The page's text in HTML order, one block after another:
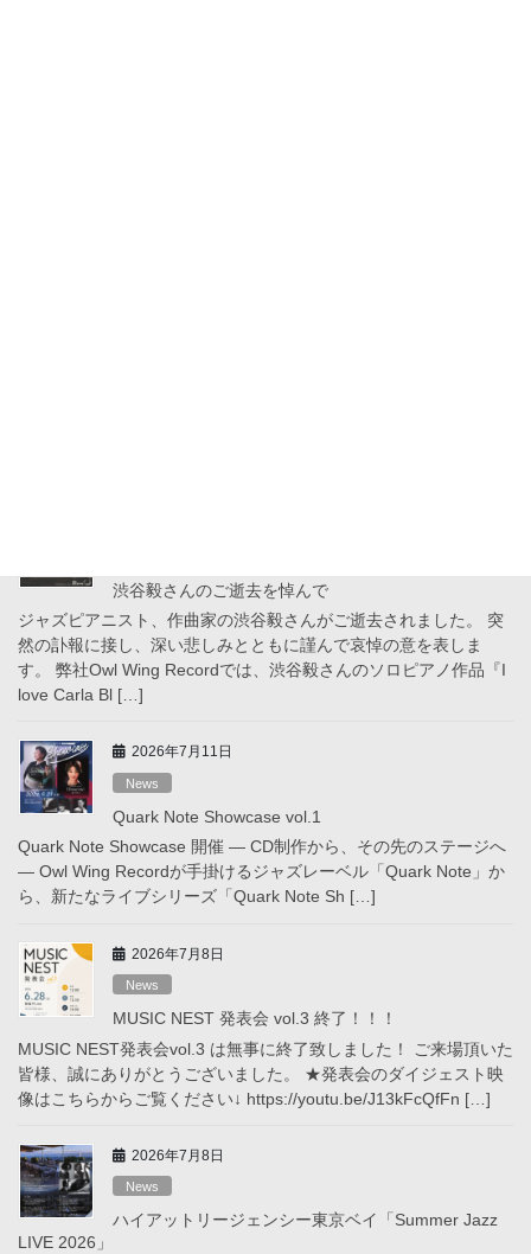
渋谷毅さんのご逝去を悼んで
ジャズピアニスト、作曲家の渋谷毅さんがご逝去されました。 突
然の訃報に接し、深い悲しみとともに謹んで哀悼の意を表しま
す。 弊社Owl Wing Recordでは、渋谷毅さんのソロピアノ作品『I
love Carla Bl […]
2026年7月11日
News
Quark Note Showcase vol.1
Quark Note Showcase 開催 ― CD制作から、その先のステージへ
― Owl Wing Recordが手掛けるジャズレーベル「Quark Note」か
ら、新たなライブシリーズ「Quark Note Sh […]
2026年7月8日
News
MUSIC NEST 発表会 vol.3 終了！！！
MUSIC NEST発表会vol.3 は無事に終了致しました！ ご来場頂いた
皆様、誠にありがとうございました。 ★発表会のダイジェスト映
像はこちらからご覧ください↓ https://youtu.be/J13kFcQfFn […]
2026年7月8日
News
ハイアットリージェンシー東京ベイ「Summer Jazz
LIVE 2026」